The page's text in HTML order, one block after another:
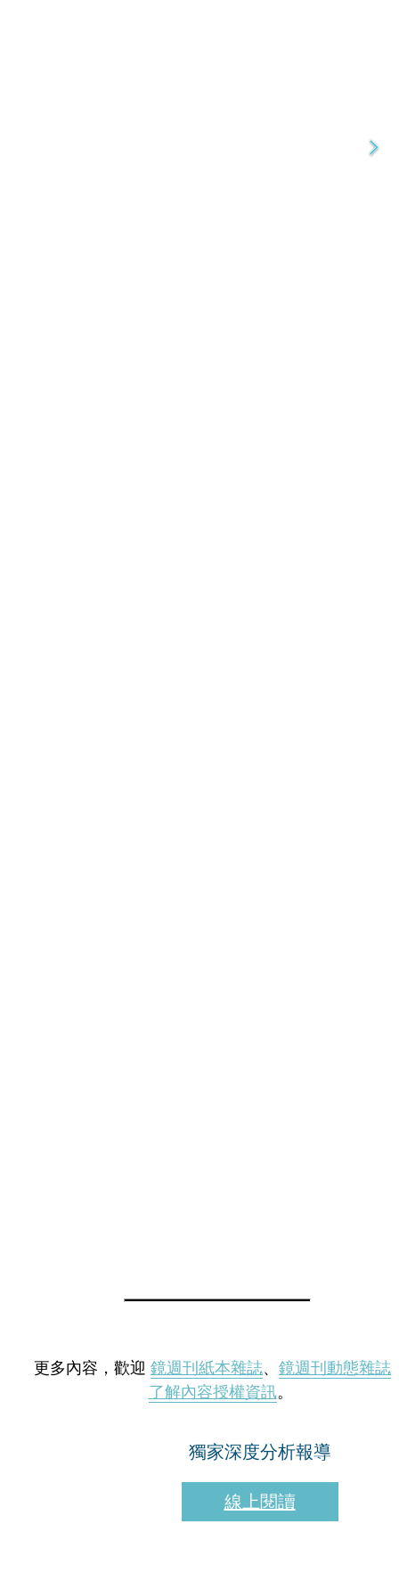
更多內容，歡迎 鏡週刊紙本雜誌、 鏡週刊動態雜誌
了解內容授權資訊。
獨家深度分析報導
線上閱讀